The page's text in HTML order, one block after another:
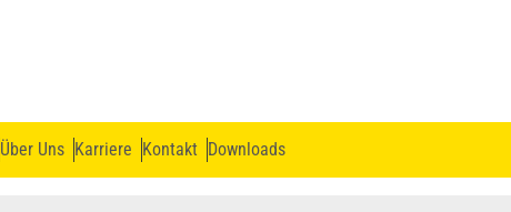
Über Uns Karriere Kontakt Downloads